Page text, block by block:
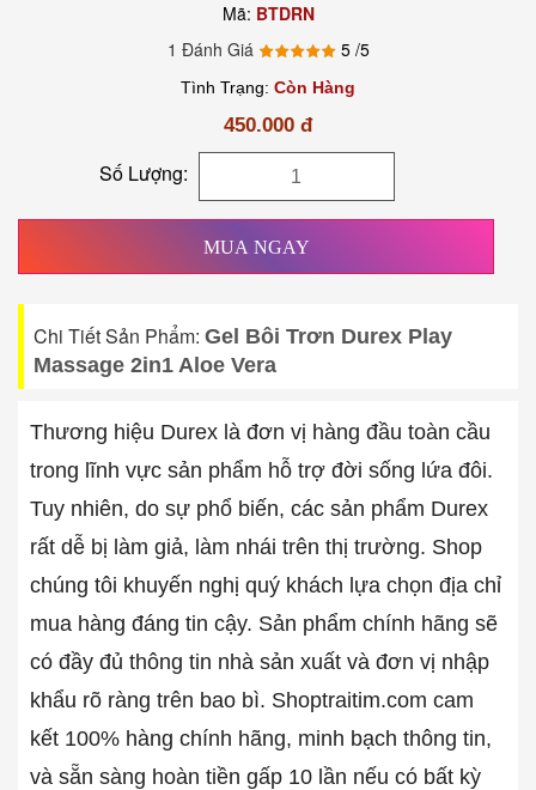
Mã: BTDRN
1 Đánh Giá
5 /5
Tình Trạng: Còn Hàng
450.000 đ
Số Lượng:
MUA NGAY
Chi Tiết Sản Phẩm: Gel Bôi Trơn Durex Play
Massage 2in1 Aloe Vera
Thương hiệu Durex là đơn vị hàng đầu toàn cầu
trong lĩnh vực sản phẩm hỗ trợ đời sống lứa đôi.
Tuy nhiên, do sự phổ biến, các sản phẩm Durex
rất dễ bị làm giả, làm nhái trên thị trường. Shop
chúng tôi khuyến nghị quý khách lựa chọn địa chỉ
mua hàng đáng tin cậy. Sản phẩm chính hãng sẽ
có đầy đủ thông tin nhà sản xuất và đơn vị nhập
khẩu rõ ràng trên bao bì. Shoptraitim.com cam
kết 100% hàng chính hãng, minh bạch thông tin,
và sẵn sàng hoàn tiền gấp 10 lần nếu có bất kỳ